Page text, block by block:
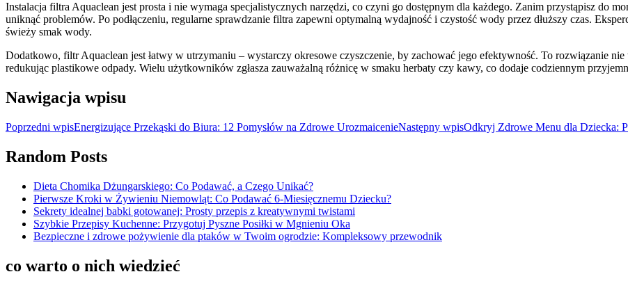
Instalacja filtra Aquaclean jest prosta i nie wymaga specjalistycznych narzędzi, co czyni go dostępnym dla każdego. Zanim przystąpisz do
uniknąć problemów. Po podłączeniu, regularne sprawdzanie filtra zapewni optymalną wydajność i czystość wody przez dłuższy czas.
świeży smak wody.
Dodatkowo, filtr Aquaclean jest łatwy w utrzymaniu – wystarczy okresowe czyszczenie, by zachować jego efektywność. To rozwiązanie
redukując plastikowe odpady. Wielu użytkowników zgłasza zauważalną różnicę w smaku herbaty czy kawy, co dodaje codziennym
Nawigacja wpisu
Poprzedni wpisEnergizujące Przekąski do Biura: 12 Pomysłów na Zdrowe UrozmaicenieNastępny wpisOdkryj Zdrowe Menu dla Dziecka:
Random Posts
Dieta Chomika Dżungarskiego: Co Podawać, a Czego Unikać?
Pierwsze Kroki w Żywieniu Niemowląt: Co Podawać 6-Miesięcznemu Dziecku?
Sekrety idealnej babki gotowanej: Prosty przepis z kreatywnymi twistami
Szybkie Przepisy Kuchenne: Przygotuj Pyszne Posiłki w Mgnieniu Oka
Bezpieczne i zdrowe pożywienie dla ptaków w Twoim ogrodzie: Kompleksowy przewodnik
co warto o nich wiedzieć